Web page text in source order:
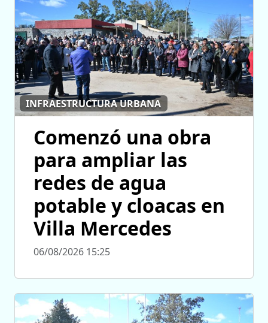
INFRAESTRUCTURA URBANA
Comenzó una obra
para ampliar las
redes de agua
potable y cloacas en
Villa Mercedes
06/08/2026 15:25